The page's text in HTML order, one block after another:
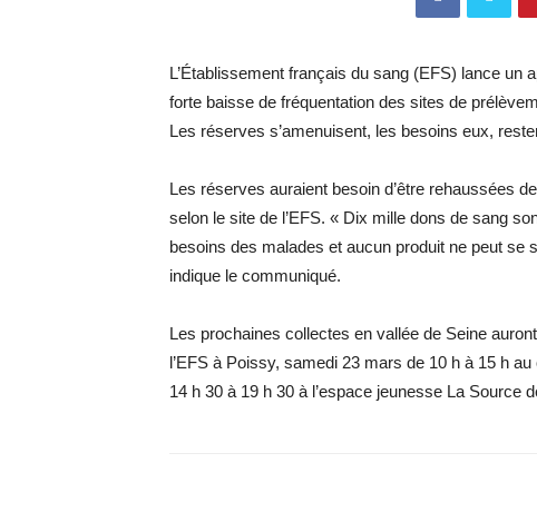
L’Établissement français du sang (EFS) lance un
forte baisse de fréquentation des sites de
Les réserves s’amenuisent, les besoins eux,
Les réserves auraient besoin d’être rehaussées
selon le site de l’EFS. « Dix mille dons de sang
besoins des malades et aucun produit ne peut se
indique le communiqué.
Les prochaines collectes en vallée de Seine
l’EFS à Poissy, samedi 23 mars de 10 h à 15 h
14 h 30 à 19 h 30 à l’espace jeunesse La Source